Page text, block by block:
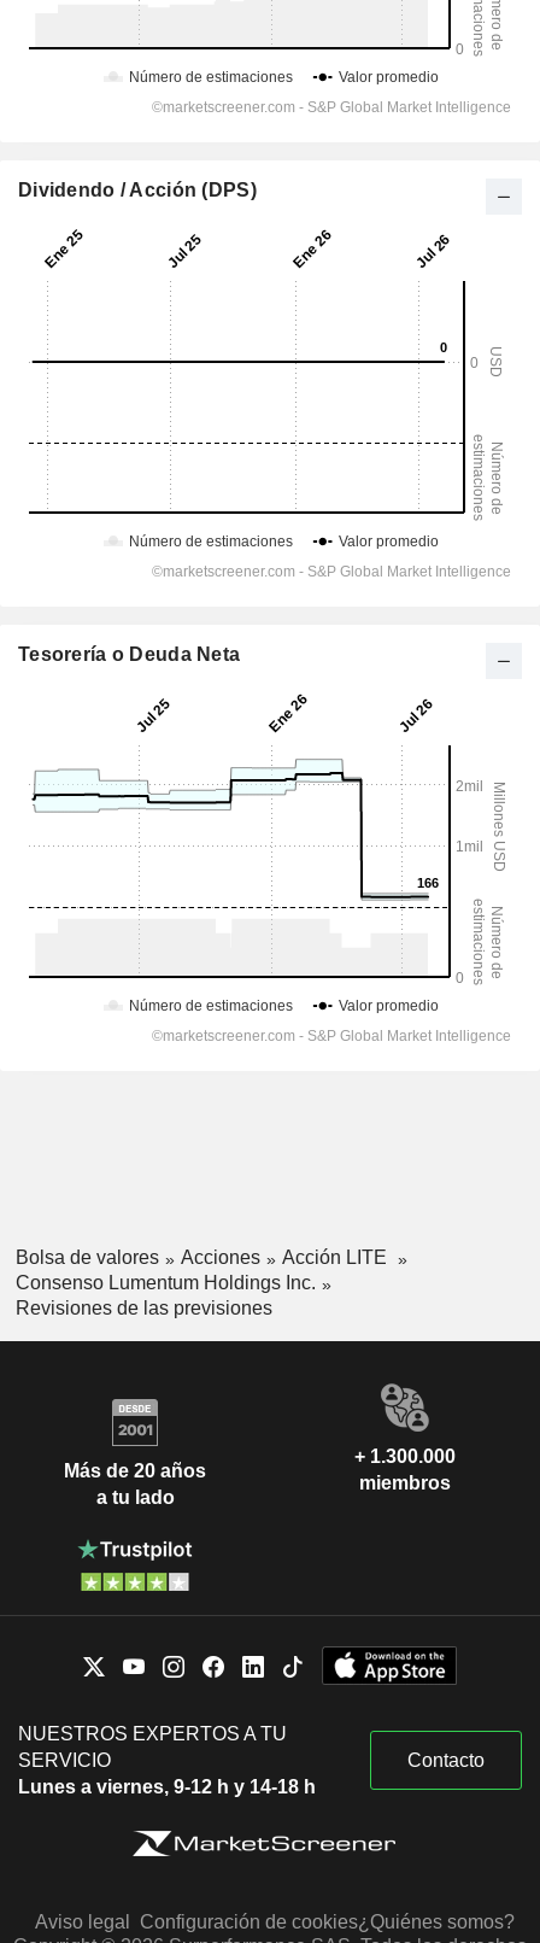
Dividendo / Acción (DPS)
Tesorería o Deuda Neta
Bolsa de valores Acciones
Acción LITE
Consenso Lumentum Holdings Inc.
Revisiones de las previsiones
Más de 20 años
a tu lado
+ 1.300.000
miembros
NUESTROS EXPERTOS A TU
SERVICIO
Lunes a viernes, 9-12 h y 14-18 h
Contacto
Aviso legal Configuración de cookies¿Quiénes somos?